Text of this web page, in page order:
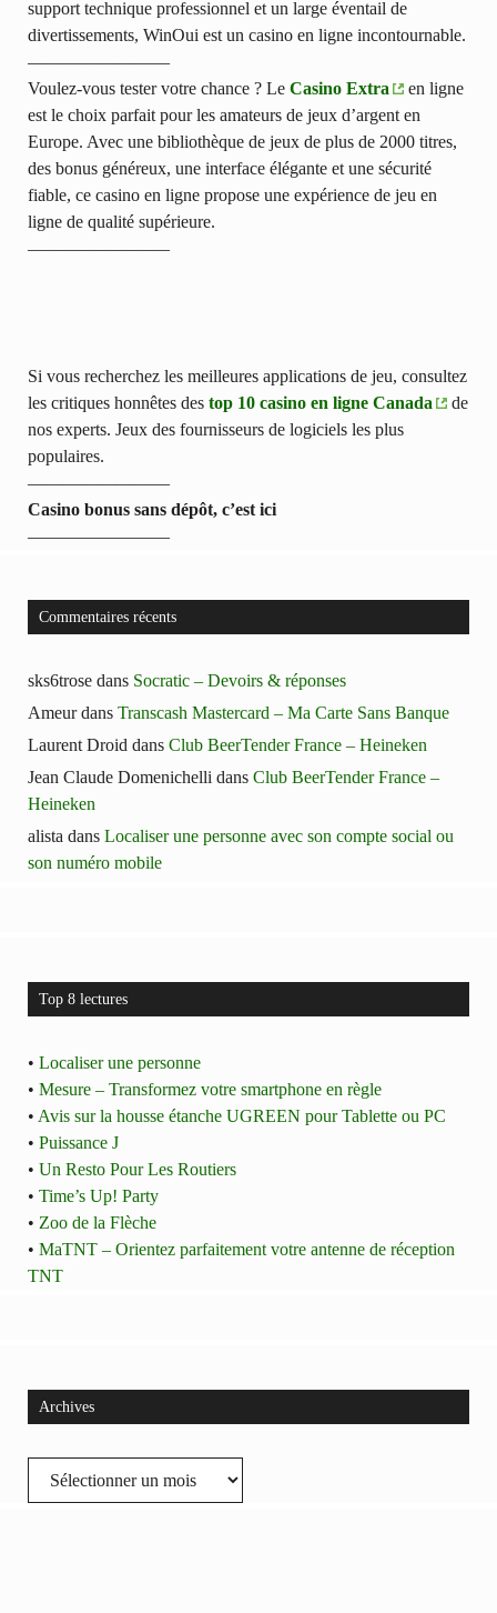
support technique professionnel et un large éventail de
divertissements, WinOui est un casino en ligne incontournable.
————————
Voulez-vous tester votre chance ? Le Casino Extra
en ligne
est le choix parfait pour les amateurs de jeux d’argent en
Europe. Avec une bibliothèque de jeux de plus de 2000 titres,
des bonus généreux, une interface élégante et une sécurité
fiable, ce casino en ligne propose une expérience de jeu en
ligne de qualité supérieure.
————————
Si vous recherchez les meilleures applications de jeu, consultez
les critiques honnêtes des top 10 casino en ligne Canada
de
nos experts. Jeux des fournisseurs de logiciels les plus
populaires.
————————
Casino bonus sans dépôt, c’est ici
————————
Commentaires récents
sks6trose dans Socratic – Devoirs & réponses
Ameurdans Transcash Mastercard – Ma Carte Sans Banque
Laurent Droid dans Club BeerTender France – Heineken
Jean Claude Domenichelli dans Club BeerTender France –
Heineken
alista dans Localiser une personne avec son compte social ou
son numéro mobile
Top 8 lectures
• Localiser une personne
• Mesure – Transformez votre smartphone en règle
• Avis sur la housse étanche UGREEN pour Tablette ou PC
• Puissance J
• Un Resto Pour Les Routiers
• Time’s Up! Party
• Zoo de la Flèche
• MaTNT – Orientez parfaitement votre antenne de réception
TNT
Archives
Archives